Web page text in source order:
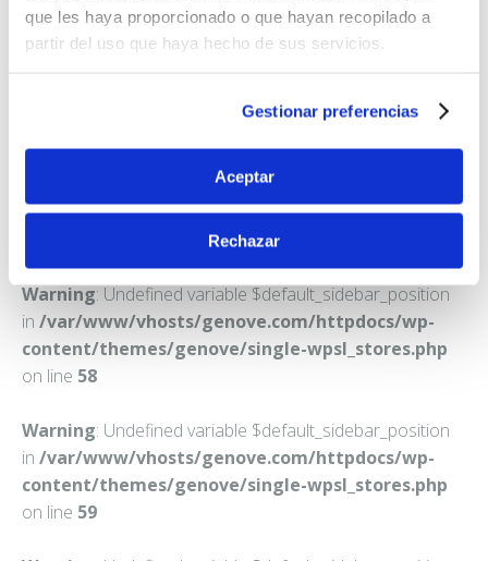
que les haya proporcionado o que hayan recopilado a
partir del uso que haya hecho de sus servicios.
Gestionar preferencias
Aceptar
Rechazar
FARMACIA CALSINA CALSINA, MARIA TERESA
PÇA. DEL SORTIDOR, 7
Warning: Undefined variable $default_sidebar_position
in /var/www/vhosts/genove.com/httpdocs/wp-
content/themes/genove/single-wpsl_stores.php
on line 58
Warning: Undefined variable $default_sidebar_position
in /var/www/vhosts/genove.com/httpdocs/wp-
content/themes/genove/single-wpsl_stores.php
on line 59